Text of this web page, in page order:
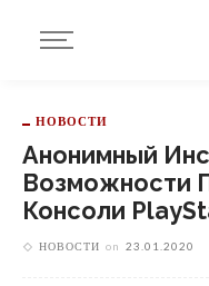
НОВОСТИ
Анонимный
Возможности
Консоли
НОВОСТИ on 23.01.2020